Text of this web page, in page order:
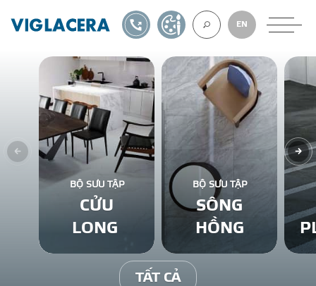
VỀ CHÚNG
GẠCH ỐP LÁT
BÊ TÔNG KHÍ
NGÓI LỢP
EN
1900561582TỰ THIẾT KẾ
BỘ SƯU TẬP
CỬU
LONG
BỘ SƯU TẬP
SÔNG
HỒNG
TẤT CẢ